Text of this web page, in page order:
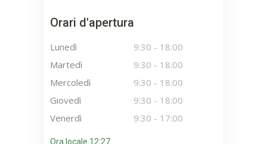
Orari d'apertura
Lunedì 9:30 - 18:00
Martedì
9:30 - 18:00
Mercoledì
9:30 - 18:00
Giovedì
9:30 - 18:00
Venerdì
9:30 - 17:00
Ora locale 12:27